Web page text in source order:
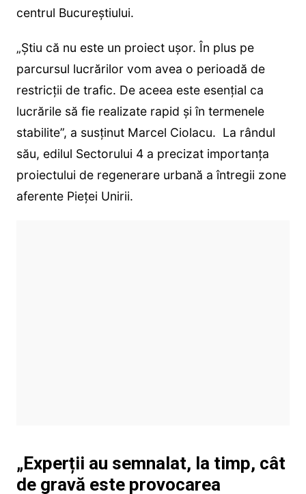
centrul Bucureștiului.
„Ştiu că nu este un proiect uşor. În plus pe
parcursul lucrărilor vom avea o perioadă de
restricţii de trafic. De aceea este esenţial ca
lucrările să fie realizate rapid şi în termenele
stabilite”, a susținut Marcel Ciolacu. La rândul
său, edilul Sectorului 4 a precizat importanța
proiectului de regenerare urbană a întregii zone
aferente Pieței Unirii.
„Experții au semnalat, la timp, cât
de gravă este provocarea